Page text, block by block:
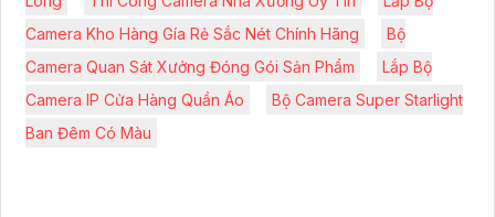
Camera Kho Hàng Gía Rẻ Sắc Nét Chính Hãng
Bộ
Camera Quan Sát Xưởng Đóng Gói Sản Phẩm
Lắp Bộ
Camera IP Cửa Hàng Quần Áo
Bộ Camera Super Starlight
Ban Đêm Có Màu